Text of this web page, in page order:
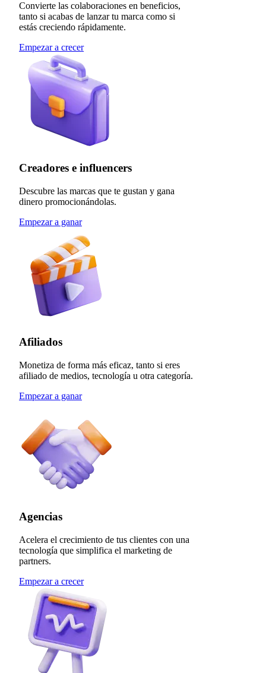
Convierte las colaboraciones en beneficios,
tanto si acabas de lanzar tu marca como si
estás creciendo rápidamente.
Empezar a crecer
Creadores e influencers
Descubre las marcas que te gustan y gana
dinero promocionándolas.
Empezar a ganar
Afiliados
Monetiza de forma más eficaz, tanto si eres
afiliado de medios, tecnología u otra categoría.
Empezar a ganar
Agencias
Acelera el crecimiento de tus clientes con una
tecnología que simplifica el marketing de
partners.
Empezar a crecer